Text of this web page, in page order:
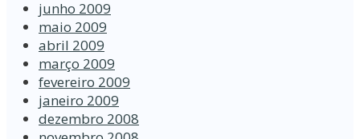
junho 2009
maio 2009
abril 2009
março 2009
fevereiro 2009
janeiro 2009
dezembro 2008